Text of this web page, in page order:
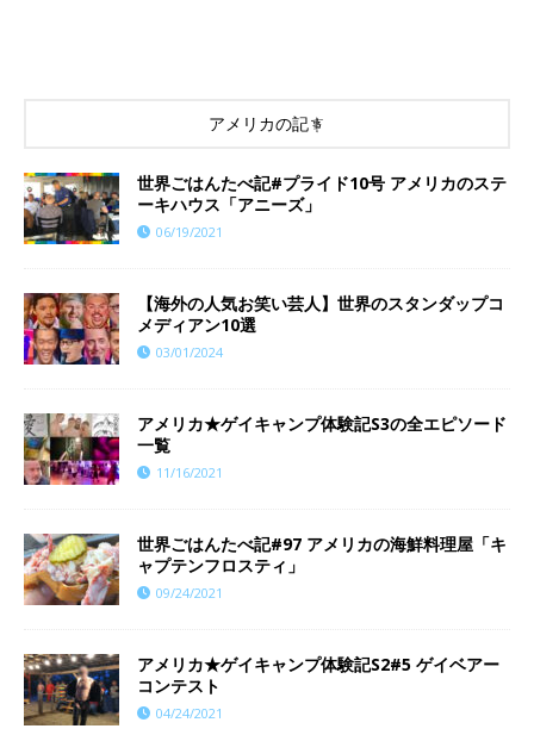
アメリカの記事
世界ごはんたべ記#プライド10号 アメリカのステ
ーキハウス「アニーズ」
06/19/2021
【海外の人気お笑い芸人】世界のスタンダップコ
メディアン10選
03/01/2024
アメリカ★ゲイキャンプ体験記S3の全エピソード
一覧
11/16/2021
世界ごはんたべ記#97 アメリカの海鮮料理屋「キ
ャプテンフロスティ」
09/24/2021
アメリカ★ゲイキャンプ体験記S2#5 ゲイベアー
コンテスト
04/24/2021